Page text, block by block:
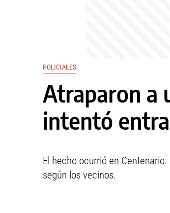
POLICIALES
Atraparon a
intentó
El hecho ocurrió en
según los vecinos.